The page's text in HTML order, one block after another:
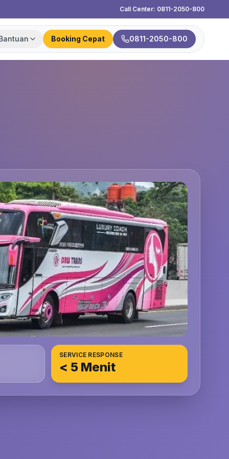
Call Center: 0811-2050-800
Booking Cepat 0811-2050-800
SERVICE RESPONSE
< 5 Menit